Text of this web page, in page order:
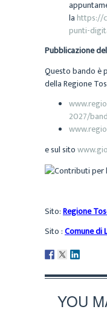
lahttps://
punti-
Pubblicazione
Questo bando è
della Regione
2027/
e sul sito
Sito:Regione
Sito :Comune di
YOU